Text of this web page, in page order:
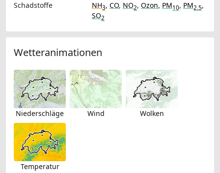
Schadstoffe
NH3, CO, NO2, Ozon, PM10, PM2.5,
SO2
Wetteranimationen
Niederschläge Wind Wolken
Temperatur